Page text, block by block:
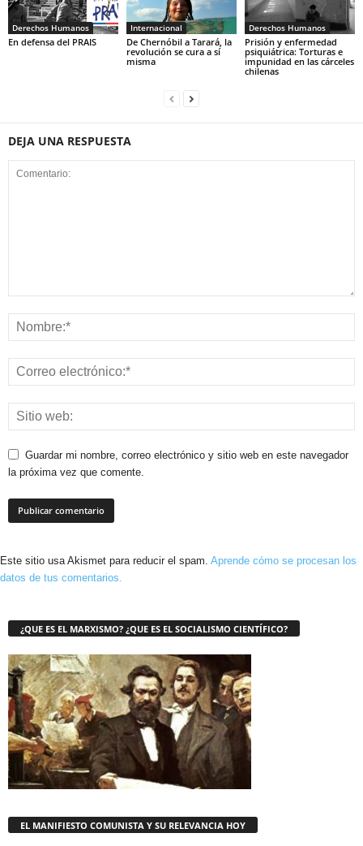
Derechos Humanos
En defensa del PRAIS
Internacional
De Chernóbil a Tarará, la
revolución se cura a sí
misma
Derechos Humanos
Prisión y enfermedad
psiquiátrica: Torturas e
impunidad en las cárceles
chilenas
DEJA UNA RESPUESTA
Guardar mi nombre, correo electrónico y sitio web en este navegador
la próxima vez que comente.
Este sitio usa Akismet para reducir el spam. Aprende cómo se procesan los
datos de tus comentarios.
¿QUE ES EL MARXISMO? ¿QUE ES EL SOCIALISMO CIENTÍFICO?
EL MANIFIESTO COMUNISTA Y SU RELEVANCIA HOY